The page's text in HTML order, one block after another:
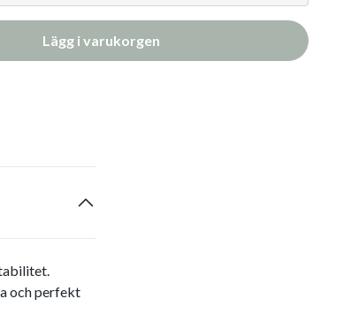
Lägg i varukorgen
och perfekt